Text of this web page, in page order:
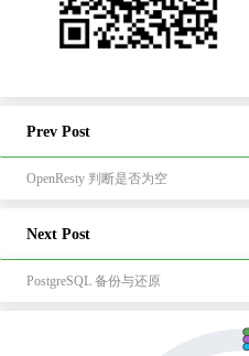
Prev Post
OpenResty 判断是否为空
Next Post
PostgreSQL 备份与还原